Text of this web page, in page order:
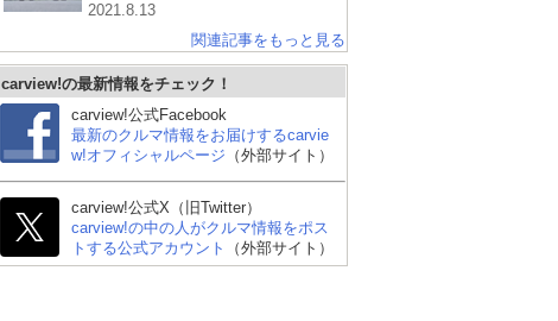
2021.8.13
関連記事をもっと見る
carview!の最新情報をチェック！
carview!公式Facebook
最新のクルマ情報をお届けするcarvie
w!オフィシャルページ （外部サイト）
carview!公式X（旧Twitter）
carview!の中の人がクルマ情報をポス
トする公式アカウント
（外部サイト）